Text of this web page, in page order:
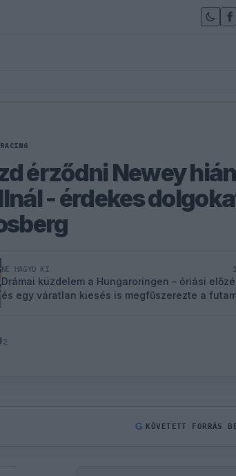
érződni Newey
- érdekes
NE HAGYD KI
Drámai küzdelem a Hungaroringen – óriási
és egy váratlan kiesés is megfűszerezte a
2
G KÖVETETT FORRÁS